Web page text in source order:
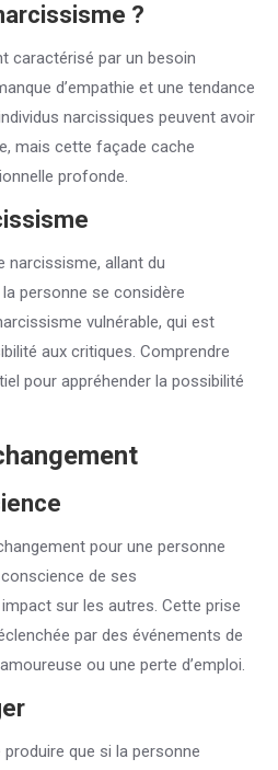
?
caractérisé par un besoin
d’empathie et une tendance
narcissiques peuvent avoir
mais cette façade cache
profonde.
narcissisme, allant du
personne se considère
vulnérable, qui est
aux critiques. Comprendre
pour appréhender la possibilité
pour une personne
de ses
sur les autres. Cette prise
par des événements de
ou une perte d’emploi.
que si la personne